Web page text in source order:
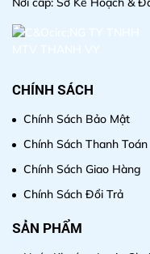
CHÍNH SÁCH
Chính Sách Bảo Mật
Chính Sách Thanh Toán
Chính Sách Giao Hàng
Chính Sách Đổi Trả
SẢN PHẨM